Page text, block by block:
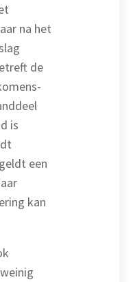
na het
de
is
een
kan